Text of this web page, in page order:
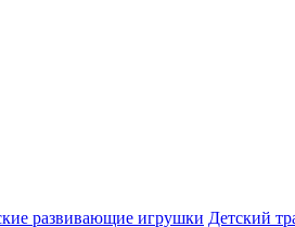
развивающие игрушки Детский